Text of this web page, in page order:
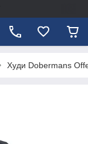
Худи Dobermans